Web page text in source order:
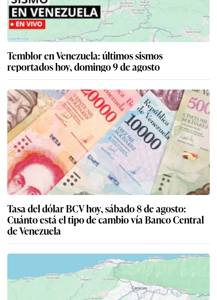
Temblor en Venezuela: últimos sismos
reportados hoy, domingo 9 de agosto
Tasa del dólar BCV hoy, sábado 8 de agosto:
Cuánto está el tipo de cambio vía Banco Central
de Venezuela